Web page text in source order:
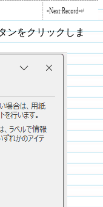
ンをクリックしま